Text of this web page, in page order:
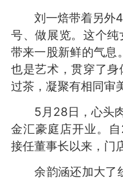
刘一焙带着另外4
号、做展览。这个
带来一股新鲜的气息
也是艺术，贯穿了
过茶，凝聚有相同审
5月28日，心头
金汇豪庭店开业。
接任董事长以来，门
余韵涵还加大了